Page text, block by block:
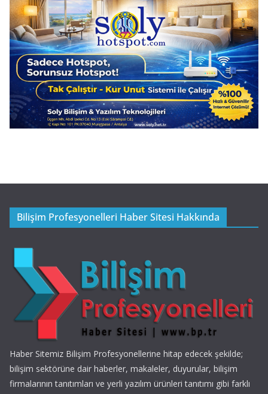
Bilişim Profesyonelleri Haber Sitesi Hakkında
Haber Sitemiz Bilişim Profesyonellerine hitap edecek şekilde;
bilişim sektörüne dair haberler, makaleler, duyurular, bilişim
firmalarının tanıtımları ve yerli yazılım ürünleri tanıtımı gibi farklı